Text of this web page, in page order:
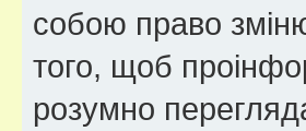
собою право
того, щоб
розумно